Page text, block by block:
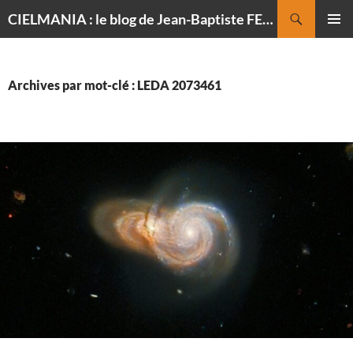
CIELMANIA : le blog de Jean-Baptiste FELDMANN, photographe du ciel
Archives par mot-clé : LEDA 2073461